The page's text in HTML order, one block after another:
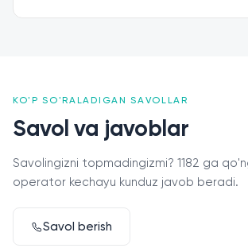
KO'P SO'RALADIGAN SAVOLLAR
Savol va javoblar
Savolingizni topmadingizmi? 1182 ga
operator kechayu kunduz javob beradi.
Savol berish